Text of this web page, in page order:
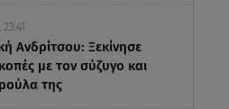
Ανδρίτσου: Ξεκίνησε
με τον σύζυγο και
της